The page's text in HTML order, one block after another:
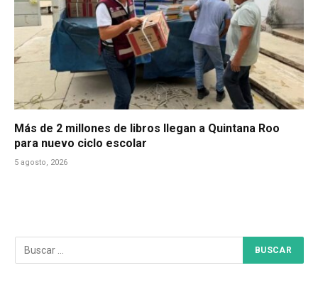
Más de 2 millones de libros llegan a Quintana Roo
para nuevo ciclo escolar
5 agosto, 2026